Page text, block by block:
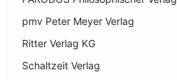
pmv Peter Meyer Verlag
Ritter Verlag KG
Schaltzeit Verlag